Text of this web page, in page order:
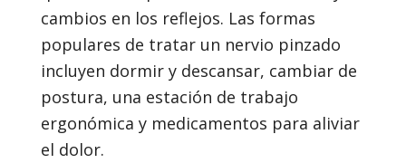
cambios en los reflejos. Las formas
populares de tratar un nervio pinzado
incluyen dormir y descansar, cambiar de
postura, una estación de trabajo
ergonómica y medicamentos para aliviar
el dolor.